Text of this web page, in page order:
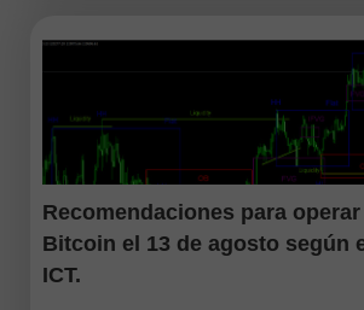
Recomendaciones para
Bitcoin el 13 de agosto según
ICT.